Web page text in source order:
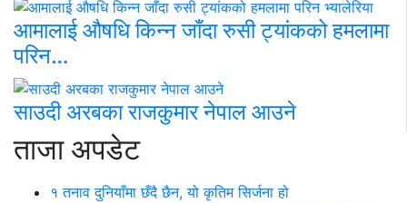
आमालाई औषधि किन्न जाँदा रुसी ट्यांकको हमलामा
परिन…
साउदी अरबका राजकुमार नेपाल आउने
ताजा अपडेट
१ तनाव दुनियाँमा छँदै छैन, यो कृतिम सिर्जना हो